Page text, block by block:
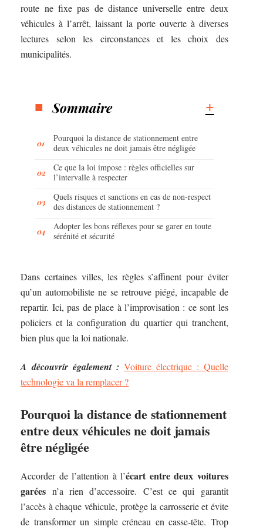
route ne fixe pas de distance universelle entre deux
véhicules à l’arrêt, laissant la porte ouverte à diverses
lectures selon les circonstances et les choix des
municipalités.
Sommaire
Pourquoi la distance de stationnement entre
deux véhicules ne doit jamais être négligée
Ce que la loi impose : règles officielles sur
l’intervalle à respecter
Quels risques et sanctions en cas de non-respect
des distances de stationnement ?
Adopter les bons réflexes pour se garer en toute
sérénité et sécurité
Dans certaines villes, les règles s’affinent pour éviter
qu’un automobiliste ne se retrouve piégé, incapable de
repartir. Ici, pas de place à l’improvisation : ce sont les
policiers et la configuration du quartier qui tranchent,
bien plus que la loi nationale.
A découvrir également : Voiture électrique : Quelle
technologie va la remplacer ?
Pourquoi la distance de stationnement
entre deux véhicules ne doit jamais
être négligée
Accorder de l’attention à l’écart entre deux voitures
garées n’a rien d’accessoire. C’est ce qui garantit
l’accès à chaque véhicule, protège la carrosserie et évite
de transformer un simple créneau en casse-tête. Trop